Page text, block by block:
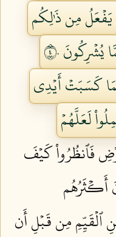
مِن ذَٰلِكُم
٤٠
كَسَبَتۡ أَيۡدِي
لَعَلَّهُمۡ
فَٱنظُرُواْ كَيۡفَ
أَكۡثَرُهُم
ٱلۡقَيِّمِ مِن قَبۡلِ أَن